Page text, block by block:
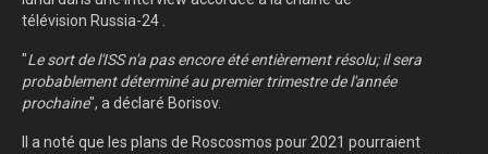
télévision Russia-24 .
"Le sort de l'ISS n'a pas encore été entièrement résolu; il sera
probablement déterminé au premier trimestre de l'année
prochaine", a déclaré Borisov.
Il a noté que les plans de Roscosmos pour 2021 pourraient